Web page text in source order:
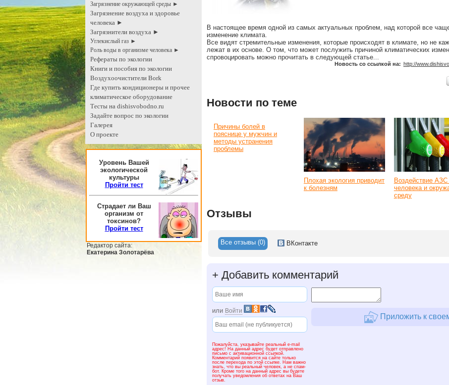
Загрязнение окружающей среды ►
Загрязнение воздуха и здоровье
человека ►
Загрязнители воздуха ►
Углекислый газ ►
Роль воды в организме человека ►
Рефераты по экологии
Книги и пособия по экологии
Воздухоочистители Bork
Где купить кондиционеры и прочее
климатическое оборудование
Тесты на dishisvobodno.ru
Задайте вопрос по экологии
Галерея
О проекте
Уровень Вашей
экологической
культуры
Пройти тест
Страдает ли Ваш
организм от
токсинов?
Пройти тест
Редактор сайта:
Екатерина Золотарёва
В настоящее время одной из самых актуальных проблем, над которой все
изменение климата.
Все видят стремительные изменения, которые происходят в климате, но не
лежат в их основе. О том, что может послужить причиной климатических
спровоцировать можно прочитать в следующей статье...
Новость со ссылкой на: http://
Новости по теме
Причины болей в
пояснице у мужчин и
методы устранения
проблемы
Плохая экология приводит
к болезням
Воздействие АЗС
человека и
среду
Отзывы
Все отзывы (0) ВКонтакте
+ Добавить комментарий
или Войти
Пожалуйста, указывайте реальный e-mail
адрес! На данный адрес будет отправлено
письмо с активационной ссылкой.
Комментарий появится на сайте только
после перехода по этой ссылке. Нам важно
знать, что вы реальный человек, а не спам-
бот. Кроме того на данный адрес вы будете
получать уведомления об ответах на Ваш
отзыв.
Приложить к